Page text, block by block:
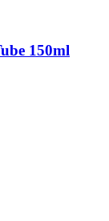
150ml